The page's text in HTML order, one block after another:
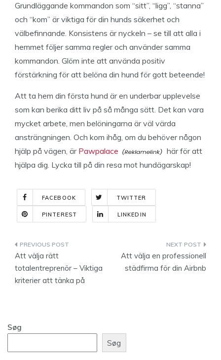
Grundläggande kommandon som “sitt”, “ligg”, “stanna”
och “kom” är viktiga för din hunds säkerhet och
välbefinnande. Konsistens är nyckeln – se till att alla i
hemmet följer samma regler och använder samma
kommandon. Glöm inte att använda positiv
förstärkning för att belöna din hund för gott beteende!
Att ta hem din första hund är en underbar upplevelse
som kan berika ditt liv på så många sätt. Det kan vara
mycket arbete, men belöningarna är väl värda
ansträngningen. Och kom ihåg, om du behöver någon
hjälp på vägen, är Pawpalace
här för att
hjälpa dig. Lycka till på din resa mot hundägarskap!
FACEBOOK TWITTER
PINTEREST LINKEDIN
Indlægsnavigation
Att välja rätt
totalentreprenör – Viktiga
kriterier att tänka på
Att välja en professionell
städfirma för din Airbnb
Søg
Søg